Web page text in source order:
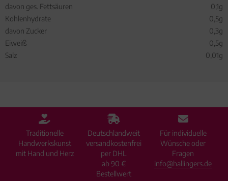
davon ges. Fettsäuren
0,1g
Kohlenhydrate
0,5g
davon Zucker
0,3g
Eiweiß
0,5g
Salz
0,01g
Traditionelle
Handwerkskunst
mit Hand und Herz
Deutschlandweit
versandkostenfrei
per DHL
ab 90 €
Bestellwert
Für individuelle
Wünsche oder
Fragen
info@hallingers.de